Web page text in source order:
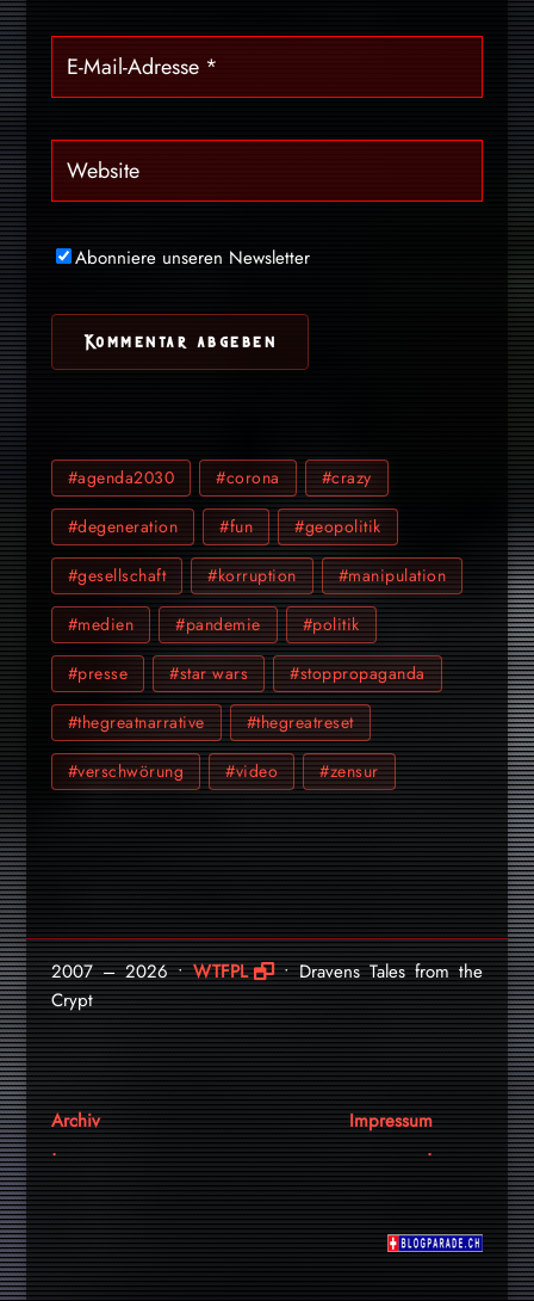
Abonniere unseren Newsletter
#agenda2030 #corona #crazy
#degeneration #fun #geopolitik
#gesellschaft #korruption #manipulation
#medien #pandemie #politik
#presse #star wars #stoppropaganda
#thegreatnarrative #thegreatreset
#verschwörung #video #zensur
2007 – 2026 •WTFPL
• Dravens Tales from the
Crypt
Archiv
Impressum
.
.